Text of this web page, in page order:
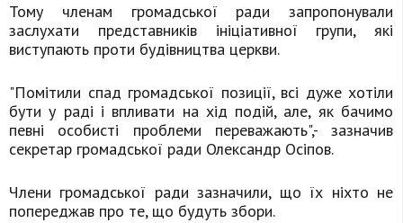
Тому членам громадської ради запропонували
заслухати представників ініціативної групи, які
виступають проти будівництва церкви.
"Помітили спад громадської позиції, всі дуже хотіли
бути у раді і впливати на хід подій, але, як бачимо
певні особисті проблеми переважають",- зазначив
секретар громадської ради Олександр Осіпов.
Члени громадської ради зазначили, що їх ніхто не
попереджав про те, що будуть збори.